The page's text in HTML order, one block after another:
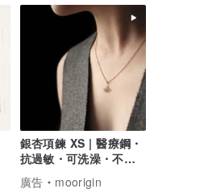
銀杏項鍊 XS | 醫療鋼・
抗過敏・可洗澡・不掉
色
廣告
moorigin